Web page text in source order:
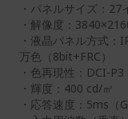
・パネルサイズ：27
・解像度：
・液晶パネル方式：
万色（8bit+FRC）
・色再現性：DCI-
・輝度：400 cd/㎡
・応答速度：5ms（